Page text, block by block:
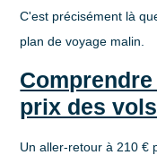
C'est précisément là
plan de voyage malin.
prix des
Un aller-retour à 210 €